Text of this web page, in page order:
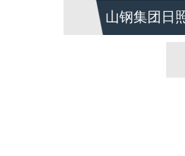
山钢集团日